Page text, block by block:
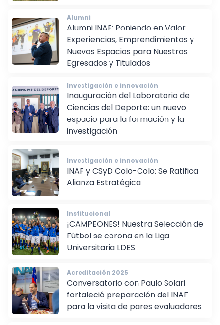
Alumni
Alumni INAF: Poniendo en Valor
Experiencias, Emprendimientos y
Nuevos Espacios para Nuestros
Egresados y Titulados
Investigación e innovación
Inauguración del Laboratorio de
Ciencias del Deporte: un nuevo
espacio para la formación y la
investigación
Investigación e innovación
INAF y CSyD Colo-Colo: Se Ratifica
Alianza Estratégica
Institucional
¡CAMPEONES! Nuestra Selección de
Fútbol se corona en la Liga
Universitaria LDES
Acreditación 2025
Conversatorio con Paulo Solari
fortaleció preparación del INAF
para la visita de pares evaluadores